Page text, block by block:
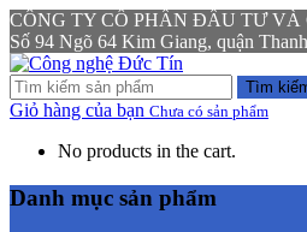
CÔNG TY CỔ PHẦN ĐẦU TƯ
Số 94 Ngõ 64 Kim Giang, quận
Tìm
Giỏ hàng của bạn Chưa có sản phẩm
No products in the cart.
Danh mục sản phẩm